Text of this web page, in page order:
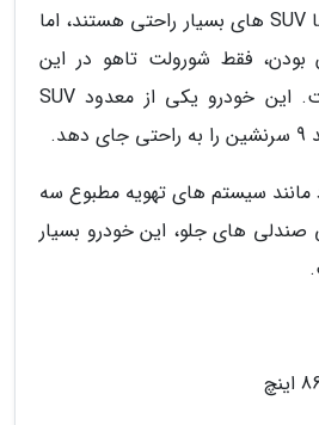
گردد. همه این خودروها SUV های بسیار راحتی هستند، اما
بودن، فقط شورولت تاهو در این
فهرست قرار گرفته است. این خودرو یکی از معدود SUV
مانند سیستم های تهویه مطبوع سه
صندلی های جلو، این خودرو بسیار